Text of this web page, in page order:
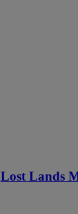
Lost Lands